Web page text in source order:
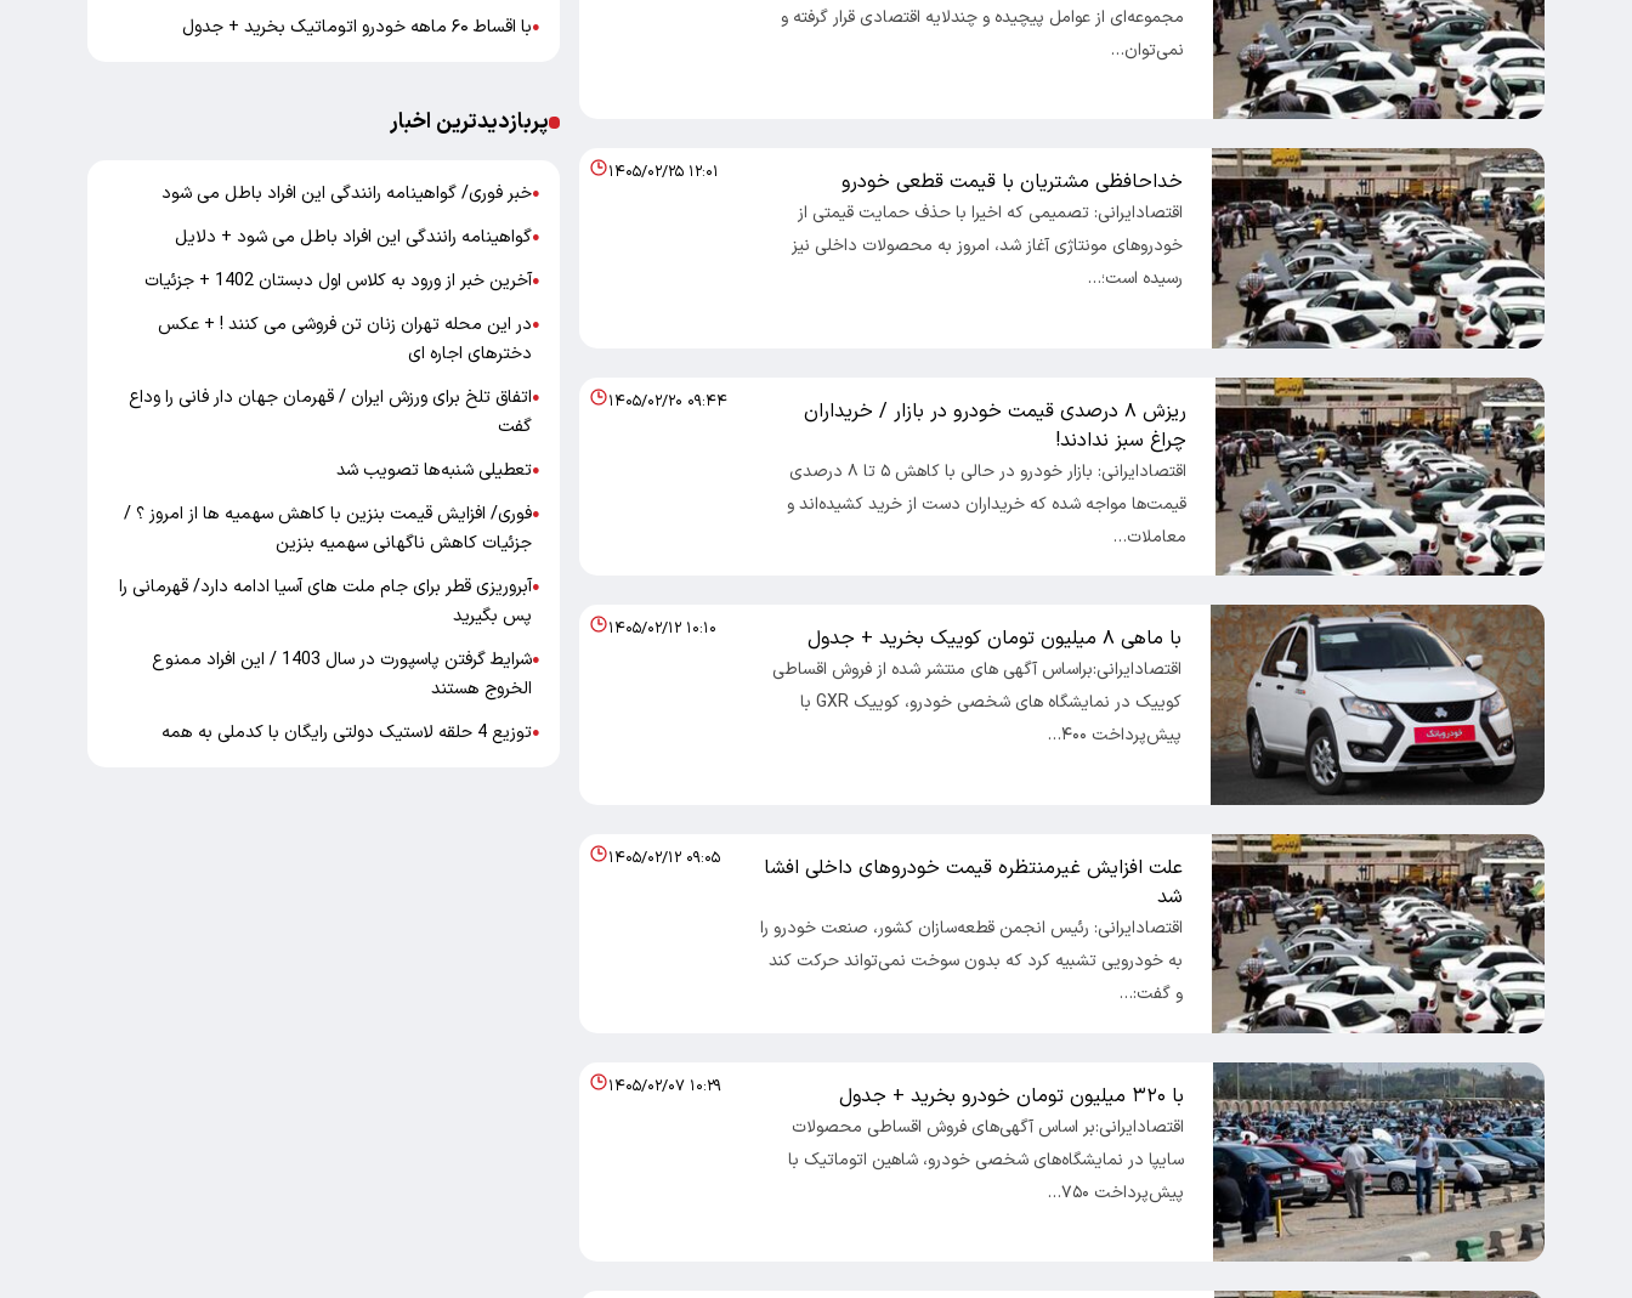
مجموعه‌ای از عوامل پیچیده و چندلایه اقتصادی قرار گرفته و
نمی‌توان…
خداحافظی مشتریان با قیمت قطعی خودرو
اقتصادایرانی: تصمیمی که اخیرا با حذف حمایت قیمتی از
خودروهای مونتاژی آغاز شد، امروز به محصولات داخلی نیز
رسیده است؛…
۱۴۰۵/۰۲/۲۵ ۱۲:۰۱
ریزش ۸ درصدی قیمت خودرو در بازار / خریداران
چراغ سبز ندادند!
اقتصادایرانی: بازار خودرو در حالی با کاهش ۵ تا ۸ درصدی
قیمت‌ها مواجه شده که خریداران دست از خرید کشیده‌اند و
معاملات…
۱۴۰۵/۰۲/۲۰ ۰۹:۴۴
با ماهی ۸ میلیون تومان کوییک بخرید + جدول
اقتصادایرانی:براساس آگهی های منتشر شده از فروش اقساطی
کوییک در نمایشگاه های شخصی خودرو، کوییک GXR با
پیش‌پرداخت ۴۰۰…
۱۴۰۵/۰۲/۱۲ ۱۰:۱۰
علت افزایش غیرمنتظره قیمت خودرو‌های داخلی افشا
شد
اقتصادایرانی: رئیس انجمن قطعه‌سازان کشور، صنعت خودرو را
به خودرویی تشبیه کرد که بدون سوخت نمی‌تواند حرکت کند
و گفت:…
۱۴۰۵/۰۲/۱۲ ۰۹:۰۵
با ۳۲۰ میلیون تومان خودرو بخرید + جدول
اقتصادایرانی:بر اساس آگهی‌های فروش اقساطی محصولات
سایپا در نمایشگاه‌های شخصی خودرو، شاهین اتوماتیک با
پیش‌پرداخت ۷۵۰…
۱۴۰۵/۰۲/۰۷ ۱۰:۲۹
●با اقساط ۶۰ ماهه خودرو اتوماتیک بخرید + جدول
پربازدیدترین اخبار
●خبر فوری/ گواهینامه رانندگی این افراد باطل می شود
●گواهینامه رانندگی این افراد باطل می شود + دلایل
●آخرین خبر از ورود به کلاس اول دبستان 1402 + جزئیات
●در این محله تهران زنان تن فروشی می کنند ! + عکس
دخترهای اجاره ای
●اتفاق تلخ برای ورزش ایران / قهرمان جهان دار فانی را وداع
گفت
●تعطیلی شنبه‌ها تصویب شد
●فوری/ افزایش قیمت بنزین با کاهش سهمیه ها از امروز ؟ /
جزئیات کاهش ناگهانی سهمیه بنزین
●آبروریزی قطر برای جام ملت های آسیا ادامه دارد/ قهرمانی را
پس بگیرید
●
شرایط گرفتن پاسپورت در سال 1403 / این افراد ممنوع
الخروج هستند
●توزیع 4 حلقه لاستیک دولتی رایگان با کدملی به همه